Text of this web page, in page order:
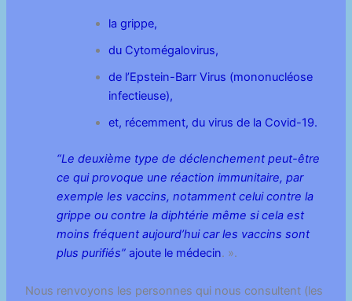
la grippe,
du Cytomégalovirus,
de l’Epstein-Barr Virus (mononucléose
infectieuse),
et, récemment, du virus de la Covid-19.
“Le deuxième type de déclenchement peut-être
ce qui provoque une réaction immunitaire, par
exemple les vaccins, notamment celui contre la
grippe ou contre la diphtérie même si cela est
moins fréquent aujourd’hui car les vaccins sont
plus purifiés” ajoute le médecin. ».
Nous renvoyons les personnes qui nous consultent (les